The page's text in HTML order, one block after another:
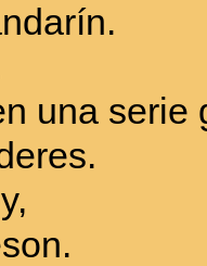
una serie